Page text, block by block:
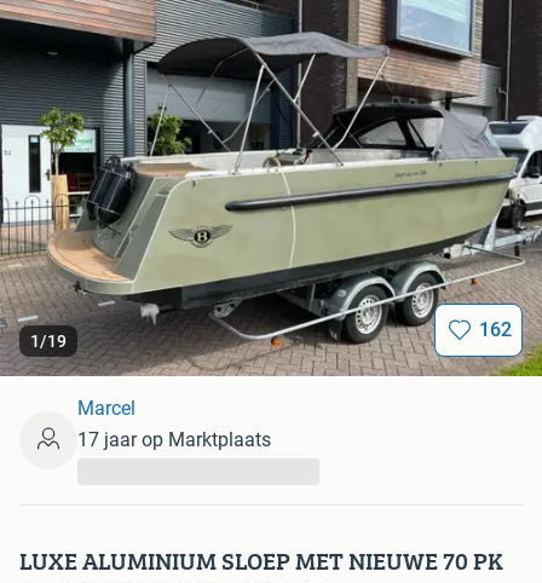
1/19 162
LUXE ALUMINIUM SLOEP MET NIEUWE 70 PK
Marcel
17 jaar op Marktplaats